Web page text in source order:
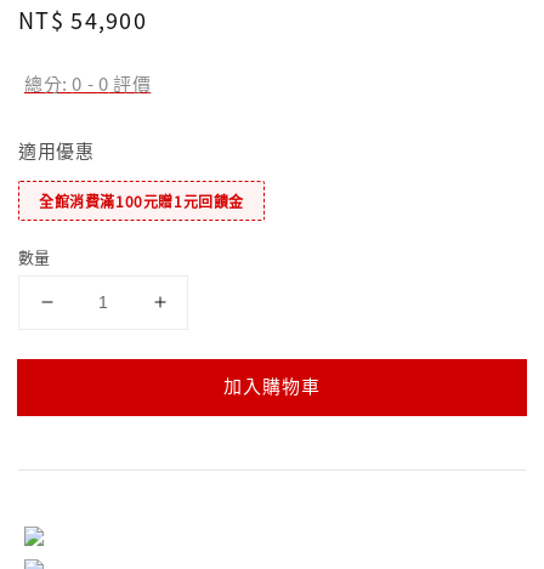
Regular
NT$ 54,900
總分:0 -0評價
適用優惠
全館消費滿100元贈1元回饋金
數量
加入購物車